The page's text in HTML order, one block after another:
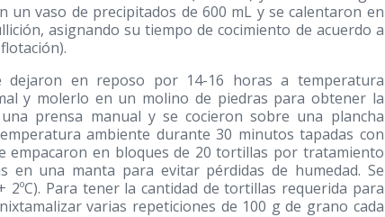
un vaso de precipitados de 600 mL y se calentaron en
asignando su tiempo de cocimiento de acuerdo a
dejaron en reposo por 14-16 horas a temperatura
y molerlo en un molino de piedras para obtener la
prensa manual y se cocieron sobre una plancha
ambiente durante 30 minutos tapadas con
empacaron en bloques de 20 tortillas por tratamiento
en una manta para evitar pérdidas de humedad. Se
Para tener la cantidad de tortillas requerida para
varias repeticiones de 100 g de grano cada